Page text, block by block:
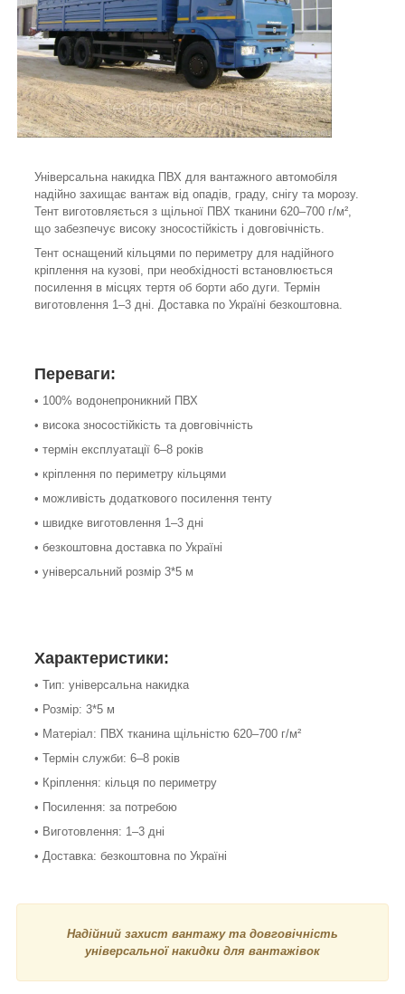
Універсальна накидка ПВХ для вантажного автомобіля
надійно захищає вантаж від опадів, граду, снігу та морозу.
Тент виготовляється з щільної ПВХ тканини 620–700 г/м²,
що забезпечує високу зносостійкість і довговічність.
Тент оснащений кільцями по периметру для надійного
кріплення на кузові, при необхідності встановлюється
посилення в місцях тертя об борти або дуги. Термін
виготовлення 1–3 дні. Доставка по Україні безкоштовна.
Переваги:
• 100% водонепроникний ПВХ
• висока зносостійкість та довговічність
• термін експлуатації 6–8 років
• кріплення по периметру кільцями
• можливість додаткового посилення тенту
• швидке виготовлення 1–3 дні
• безкоштовна доставка по Україні
• універсальний розмір 3*5 м
Характеристики:
• Тип: універсальна накидка
• Розмір: 3*5 м
• Матеріал: ПВХ тканина щільністю 620–700 г/м²
• Термін служби: 6–8 років
• Кріплення: кільця по периметру
• Посилення: за потребою
• Виготовлення: 1–3 дні
• Доставка: безкоштовна по Україні
Надійний захист вантажу та довговічність
універсальної накидки для вантажівок